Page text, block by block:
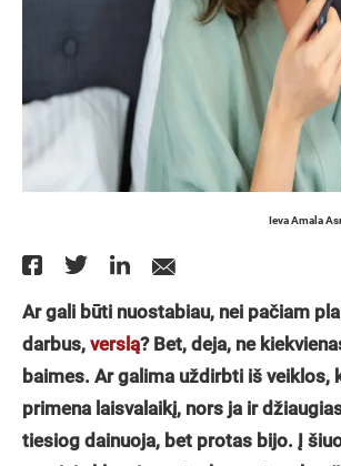
Ieva Amala
Ar gali būti nuostabiau, nei pačiam
darbus, verslą? Bet, deja, ne
baimes. Ar galima uždirbti iš veiklos,
primena laisvalaikį, nors ja ir
tiesiog dainuoja, bet protas bijo. Į